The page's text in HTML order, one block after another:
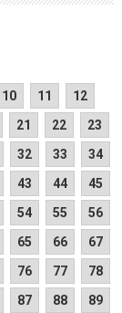
10 11
12
21 22
23
32 33
34
43 44
45
54 55
56
65 66
67
76 77
78
87 88
89